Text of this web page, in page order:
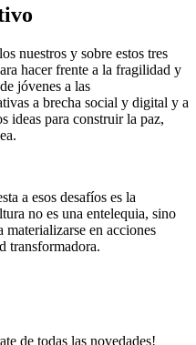
nuestros y sobre estos tres
hacer frente a la fragilidad y
jóvenes a las
a brecha social y digital y a
ideas para construir la paz,
a esos desafíos es la
no es una entelequia, sino
materializarse en acciones
transformadora.
de todas las novedades!